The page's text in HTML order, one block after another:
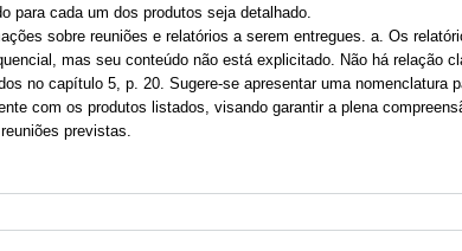
para cada um dos produtos seja detalhado.
sobre reuniões e relatórios a serem entregues. a. Os
mas seu conteúdo não está explicitado. Não há relação
no capítulo 5, p. 20. Sugere-se apresentar uma nomenclatura
com os produtos listados, visando garantir a plena
previstas.